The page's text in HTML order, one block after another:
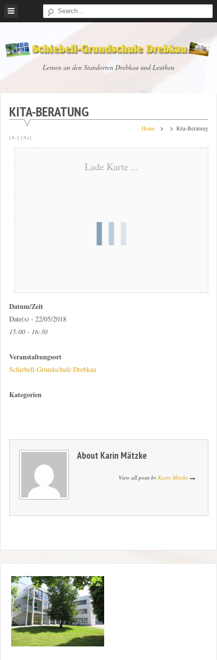
Skip
Schiebell-
Drebkau
Lernen an den Standorten Drebkau und Leuthen
KITA-BERATUNG
Home Kita-Beratung
[A-] [A+]
Lade Karte ...
Datum/Zeit
Date(s) - 22/05/2018
15:00 - 16:30
Veranstaltungsort
Schiebell-Grundschule Drebkau
Kategorien
About Karin Mätzke
View all posts by Karin Mätzke